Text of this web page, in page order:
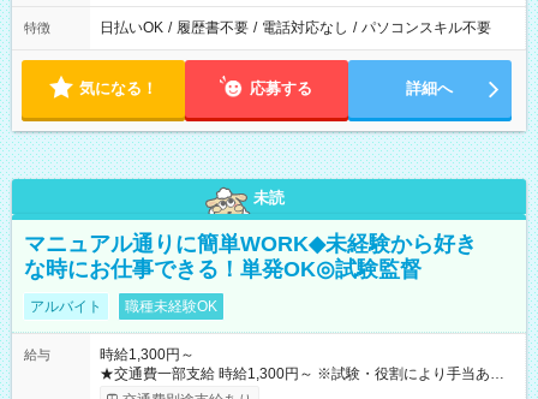
特徴 日払いOK / 履歴書不要 / 電話対応なし / パソコンスキル不要
気になる！ 応募する 詳細へ
未読
マニュアル通りに簡単WORK◆未経験から好き
な時にお仕事できる！単発OK◎試験監督
アルバイト 職種未経験OK
給与
時給1,300円～
★交通費一部支給 時給1,300円～ ※試験・役割により手当あり
※勤務回数により昇給あり 【即給（前払い）オプションあ